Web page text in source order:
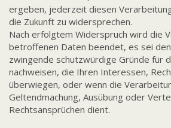
ergeben, jederzeit diesen
die Zukunft zu widersprechen.
Nach erfolgtem Widerspruch wird die
betroffenen Daten beendet, es sei
zwingende schutzwürdige Gründe für
nachweisen, die Ihren Interessen,
überwiegen, oder wenn die
Geltendmachung, Ausübung oder
Rechtsansprüchen dient.